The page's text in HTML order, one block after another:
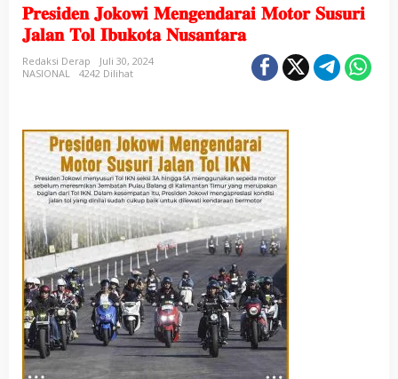
𝐏𝐫𝐞𝐬𝐢𝐝𝐞𝐧 𝐉𝐨𝐤𝐨𝐰𝐢 𝐌𝐞𝐧𝐠𝐞𝐧𝐝𝐚𝐫𝐚𝐢 𝐌𝐨𝐭𝐨𝐫 𝐒𝐮𝐬𝐮𝐫𝐢
𝐉𝐚𝐥𝐚𝐧 𝐓𝐨𝐥 𝐈𝐛𝐮𝐤𝐨𝐭𝐚 𝐍𝐮𝐬𝐚𝐧𝐭𝐚𝐫𝐚
Redaksi Derap
Juli 30, 2024
NASIONAL
4242 Dilihat